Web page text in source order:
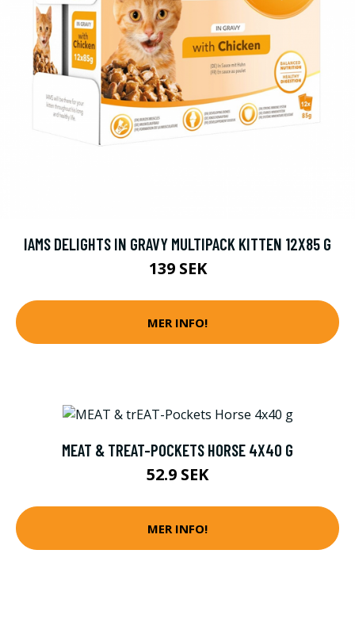
IAMS DELIGHTS IN GRAVY MULTIPACK KITTEN 12X85 G
139 SEK
MER INFO!
MEAT & TREAT-POCKETS HORSE 4X40 G
52.9 SEK
MER INFO!